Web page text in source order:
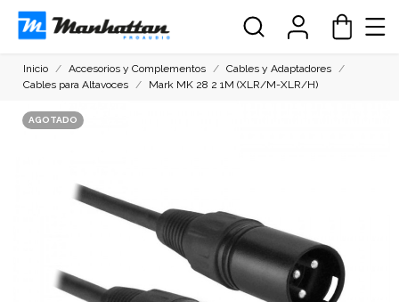
Inicio Accesorios y Complementos
Cables y Adaptadores
Cables para Altavoces
Mark MK 28 2 1M (XLR/M-XLR/H)
AGOTADO